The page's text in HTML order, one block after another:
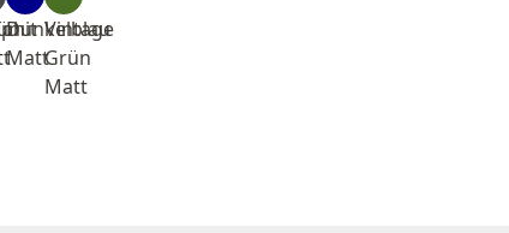
Dunkelblau
Matt
Vintage
Grün
Matt